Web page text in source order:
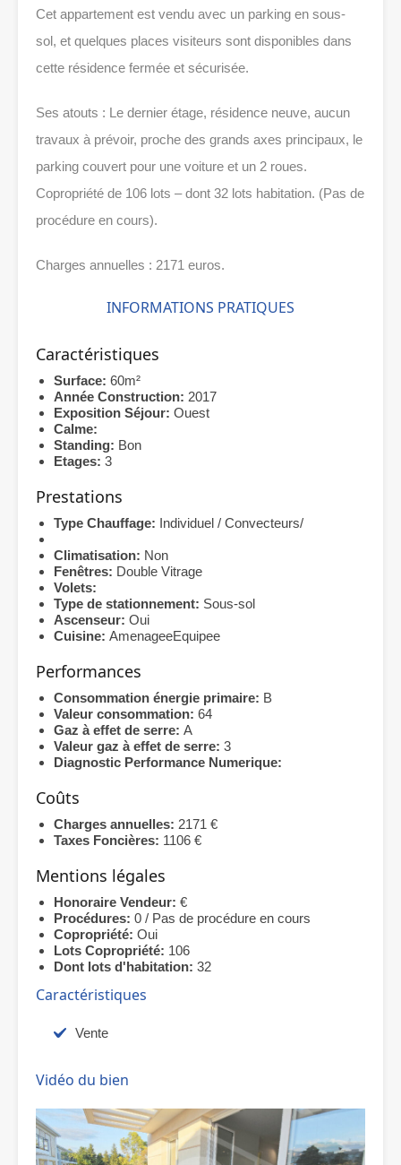
Cet appartement est vendu avec un parking en sous-
sol, et quelques places visiteurs sont disponibles dans
cette résidence fermée et sécurisée.
Ses atouts : Le dernier étage, résidence neuve, aucun
travaux à prévoir, proche des grands axes principaux, le
parking couvert pour une voiture et un 2 roues.
Copropriété de 106 lots – dont 32 lots habitation. (Pas de
procédure en cours).
Charges annuelles : 2171 euros.
INFORMATIONS PRATIQUES
Caractéristiques
Surface: 60m²
Année Construction: 2017
Exposition Séjour: Ouest
Calme:
Standing: Bon
Etages: 3
Prestations
Type Chauffage: Individuel / Convecteurs/
Climatisation: Non
Fenêtres: Double Vitrage
Volets:
Type de stationnement: Sous-sol
Ascenseur: Oui
Cuisine: AmenageeEquipee
Performances
Consommation énergie primaire: B
Valeur consommation: 64
Gaz à effet de serre: A
Valeur gaz à effet de serre: 3
Diagnostic Performance Numerique:
Coûts
Charges annuelles: 2171 €
Taxes Foncières: 1106 €
Mentions légales
Honoraire Vendeur: €
Procédures: 0 / Pas de procédure en cours
Copropriété: Oui
Lots Copropriété: 106
Dont lots d'habitation: 32
Caractéristiques
Vente
Vidéo du bien